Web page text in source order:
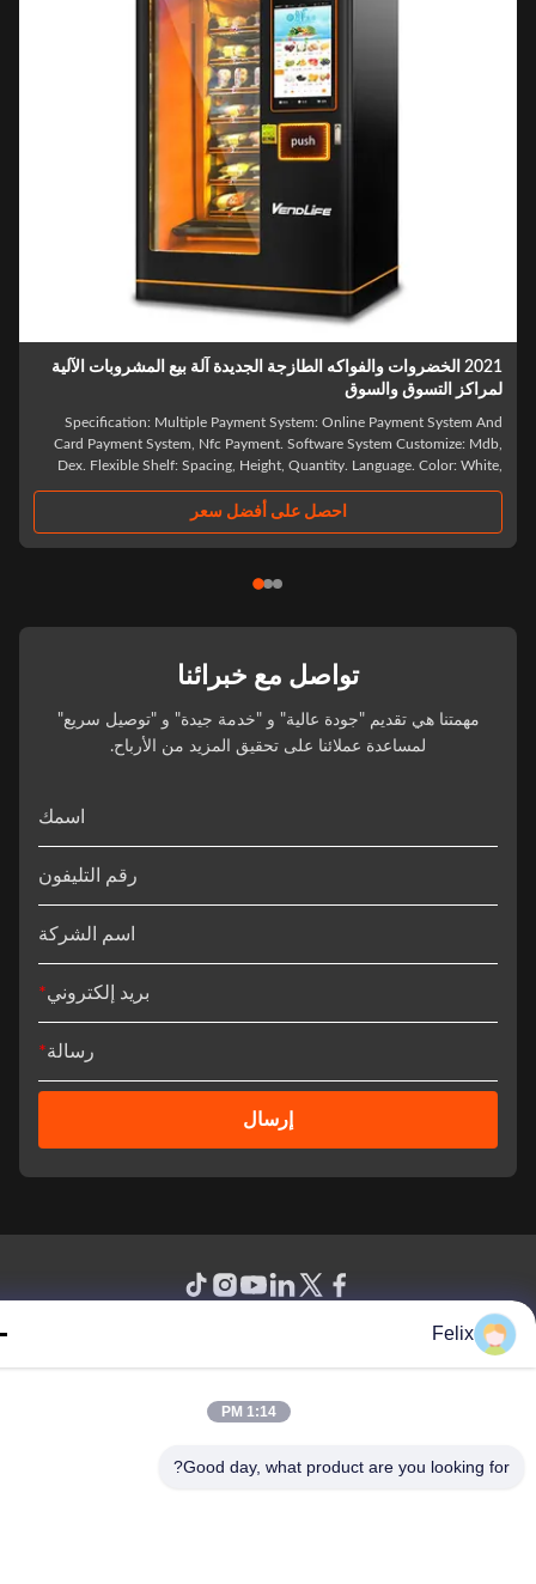
2021 الخضروات والفواكه الطازجة الجديدة آلة بيع المشروبات الآلية
التسوق والسوق
Specification: Multiple Payment System: Online Payment System
Card Payment System, Nfc Payment. Software System Customize:
Dex. Flexible Shelf: Spacing, Height, Quantity. Language. Color:
احصل على أفضل سعر
تواصل مع خبرائنا
مهمتنا هي تقديم "جودة عالية" و "خدمة جيدة" و "توصيل سريع"
لمساعدة عملائنا على تحقيق المزيد من الأرباح.
اسمك
رقم التليفون
اسم الشركة
بريد إلكتروني*
رسالة *
إرسال
© 2026 Guangdong Sindron Intelligent Technology Co., Ltd. All Rights
Reserved.
Felix
1:14 PM
Good day, what product are you looking